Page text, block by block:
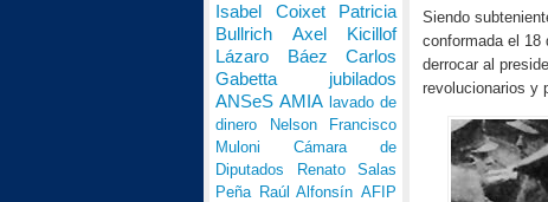
Siendo
conformada el 18
derrocar al
revolucionarios y
Isabel Coixet Patricia
Bullrich Axel Kicillof
Lázaro Báez Carlos
Gabetta jubilados
ANSeSAMIA lavado de
dinero
Nelson Francisco
Muloni Cámara de
Diputados
Renato Salas
Peña Raúl AlfonsínAFIP